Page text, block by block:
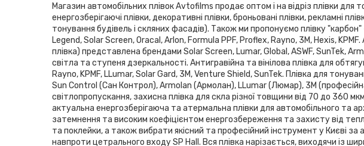
Магазин автомобільних плівок Avtofilms продає оптом і на відріз плівки для
енергозберігаючі плівки, декоративні плівки, броньовані плівки, рекламні
тонування будівель і скляних фасадів). Також ми пропонуємо плівку "карбон"
Legend, Solar Screen, Oracal, Arlon, Formula PPF, Proflex, Rayno, 3М, Hexis,
плівка) представлена ​​брендами Solar Screen, Lumar, Global, ASWF, SunTek,
світла та ступеня дзеркальності. Антигравійна та вінілова плівка для
Rayno, KPMF, LLumar, Solar Gard, 3M, Venture Shield, SunTek. Плівка для
Sun Control (Сан Контрол), Armolan (Армолан), LLumar (Люмар), 3М (професійна
світлопропускання, захисна плівка для скла різної товщини від 70 до 360
актуальна енергозберігаюча та атермальна плівки для автомобільного та
затемнення та високим коефіцієнтом енергозбереження та захисту від
та поклейки, а також вибрати якісний та професійний інструмент у Києві
навпроти цетрального входу SP Hаll. Вся плівка нарізається, виходячи із